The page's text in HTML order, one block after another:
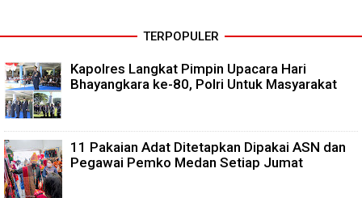
TERPOPULER
Kapolres Langkat Pimpin Upacara Hari
Bhayangkara ke-80, Polri Untuk Masyarakat
11 Pakaian Adat Ditetapkan Dipakai ASN dan
Pegawai Pemko Medan Setiap Jumat